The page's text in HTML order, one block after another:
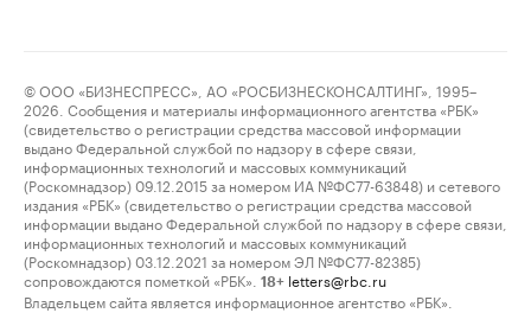
© ООО «БИЗНЕСПРЕСС», АО «РОСБИЗНЕСКОНСАЛТИНГ», 1995–
2026. Сообщения и материалы информационного агентства «РБК»
(свидетельство о регистрации средства массовой информации
выдано Федеральной службой по надзору в сфере связи,
информационных технологий и массовых коммуникаций
(Роскомнадзор) 09.12.2015 за номером ИА №ФС77-63848) и сетевого
издания «РБК» (свидетельство о регистрации средства массовой
информации выдано Федеральной службой по надзору в сфере связи,
информационных технологий и массовых коммуникаций
(Роскомнадзор) 03.12.2021 за номером ЭЛ №ФС77-82385)
сопровождаются пометкой «РБК».
18+ letters@rbc.ru
Владельцем сайта является информационное агентство «РБК».